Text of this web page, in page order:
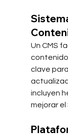
Un CMS
clave
incluyen
mejorar el